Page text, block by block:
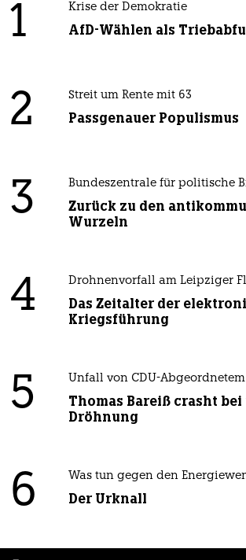
1 Krise der Demokratie
AfD-Wählen als
2 Streit um Rente mit 63
Passgenauer Populismus
3 Bundeszentrale für politische
Zurück zu den
Wurzeln
4 Drohnenvorfall am Leipziger
Das Zeitalter der
Kriegsführung
5 Unfall von CDU-Abgeordnetem
Thomas Bareiß crasht
Dröhnung
6 Was tun gegen den
Der Urknall